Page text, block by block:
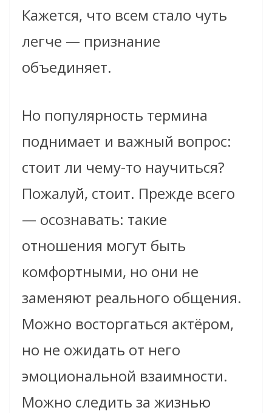
Кажется, что всем стало чуть
легче — признание
объединяет.
Но популярность термина
поднимает и важный вопрос:
стоит ли чему-то научиться?
Пожалуй, стоит. Прежде всего
— осознавать: такие
отношения могут быть
комфортными, но они не
заменяют реального общения.
Можно восторгаться актёром,
но не ожидать от него
эмоциональной взаимности.
Можно следить за жизнью